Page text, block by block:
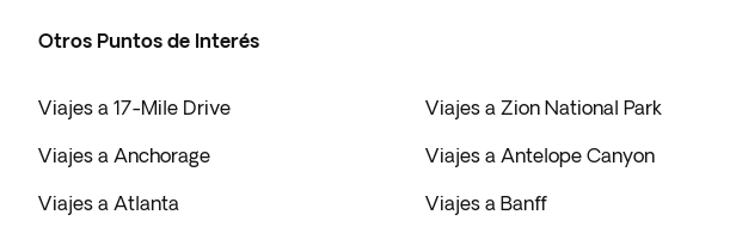
Otros Puntos de Interés
Viajes a 17-Mile Drive Viajes a Zion National Park
Viajes a Anchorage Viajes a Antelope Canyon
Viajes a Atlanta Viajes a Banff